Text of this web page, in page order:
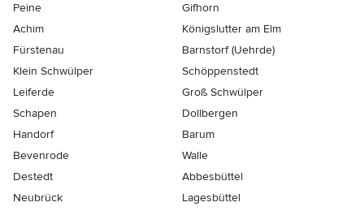
Peine
Gifhorn
Achim
Königslutter am Elm
Fürstenau
Barnstorf (Uehrde)
Klein Schwülper
Schöppenstedt
Leiferde
Groß Schwülper
Schapen
Dollbergen
Handorf
Barum
Bevenrode
Walle
Destedt
Abbesbüttel
Neubrück
Lagesbüttel